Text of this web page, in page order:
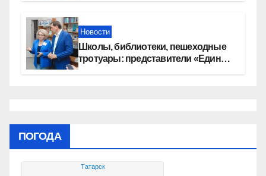
Новости
Школы, библиотеки, пешеходные
тротуары: представители «Единой
ПОГОДА
Татарск